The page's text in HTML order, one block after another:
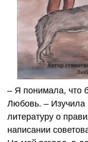
– Я понимала, что
Любовь. –
литературу о
написании